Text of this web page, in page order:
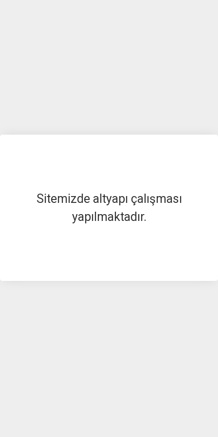
Sitemizde altyapı çalışması
yapılmaktadır.